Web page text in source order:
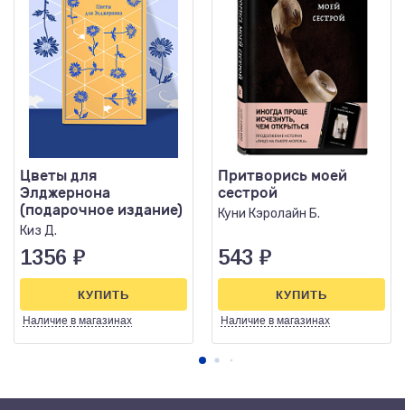
Цветы для
Элджернона
(подарочное издание)
Киз Д.
1356 ₽
Наличие в магазинах
КУПИТЬ
Притворись моей
сестрой
Куни Кэролайн Б.
543 ₽
Наличие в магазинах
КУПИТЬ